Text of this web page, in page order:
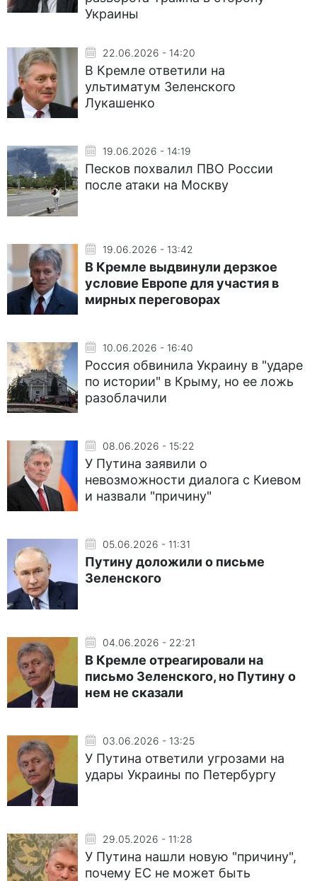
Украины
22.06.2026 - 14:20
В Кремле ответили на
ультиматум Зеленского
Лукашенко
19.06.2026 - 14:19
Песков похвалил ПВО России
после атаки на Москву
19.06.2026 - 13:42
В Кремле выдвинули дерзкое
условие Европе для участия в
мирных переговорах
10.06.2026 - 16:40
Россия обвинила Украину в "ударе
по истории" в Крыму, но ее ложь
разоблачили
08.06.2026 - 15:22
У Путина заявили о
невозможности диалога с Киевом
и назвали "причину"
05.06.2026 - 11:31
Путину доложили о письме
Зеленского
04.06.2026 - 22:21
В Кремле отреагировали на
письмо Зеленского, но Путину о
нем не сказали
03.06.2026 - 13:25
У Путина ответили угрозами на
удары Украины по Петербургу
29.05.2026 - 11:28
У Путина нашли новую "причину",
почему ЕС не может быть